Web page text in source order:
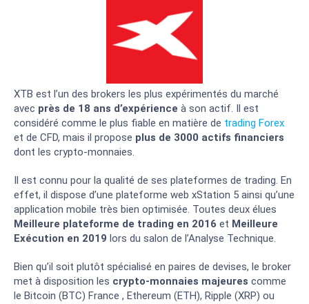
XTB est l’un des brokers les plus expérimentés du marché
avec près de 18 ans d’expérience à son actif. Il est
considéré comme le plus fiable en matière de trading Forex
et de CFD, mais il propose plus de 3000 actifs financiers
dont les crypto-monnaies.
Il est connu pour la qualité de ses plateformes de trading. En
effet, il dispose d’une plateforme web xStation 5 ainsi qu’une
application mobile très bien optimisée. Toutes deux élues
Meilleure plateforme de trading en 2016 et Meilleure
Exécution en 2019 lors du salon de l’Analyse Technique.
Bien qu’il soit plutôt spécialisé en paires de devises, le broker
met à disposition les crypto-monnaies majeures comme
le Bitcoin (BTC) France , Ethereum (ETH), Ripple (XRP) ou